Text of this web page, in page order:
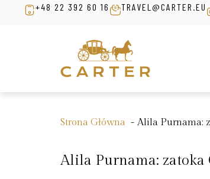
+48 22 392 60 16 TRAVEL@CARTER.EU
Strona Główna Alila Purnama:
Alila Purnama: zatoka